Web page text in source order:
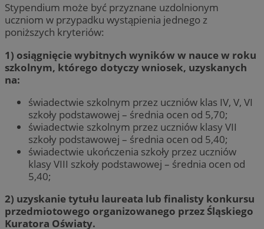
Stypendium może być przyznane uzdolnionym
uczniom w przypadku wystąpienia jednego z
poniższych kryteriów:
1) osiągnięcie wybitnych wyników w nauce w roku
szkolnym, którego dotyczy wniosek, uzyskanych
na:
świadectwie szkolnym przez uczniów klas IV, V, VI
szkoły podstawowej – średnia ocen od 5,70;
świadectwie szkolnym przez uczniów klasy VII
szkoły podstawowej – średnia ocen od 5,40;
świadectwie ukończenia szkoły przez uczniów
klasy VIII szkoły podstawowej – średnia ocen od
5,40;
2) uzyskanie tytułu laureata lub finalisty konkursu
przedmiotowego organizowanego przez Śląskiego
Kuratora Oświaty.